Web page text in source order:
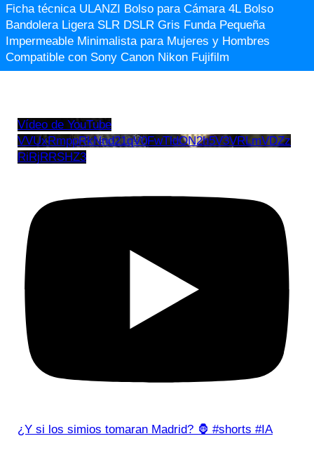
Ficha técnica ULANZI Bolso para Cámara 4L Bolso
Bandolera Ligera SLR DSLR Gris Funda Pequeña
Impermeable Minimalista para Mujeres y Hombres
Compatible con Sony Canon Nikon Fujifilm
Vídeo de YouTube
VVUxRmppRkNnd21qV0FwTldON2h5V3VRLmVDZz
RiRjRRSHZ3
¿Y si los simios tomaran Madrid? 🦍 #shorts #IA